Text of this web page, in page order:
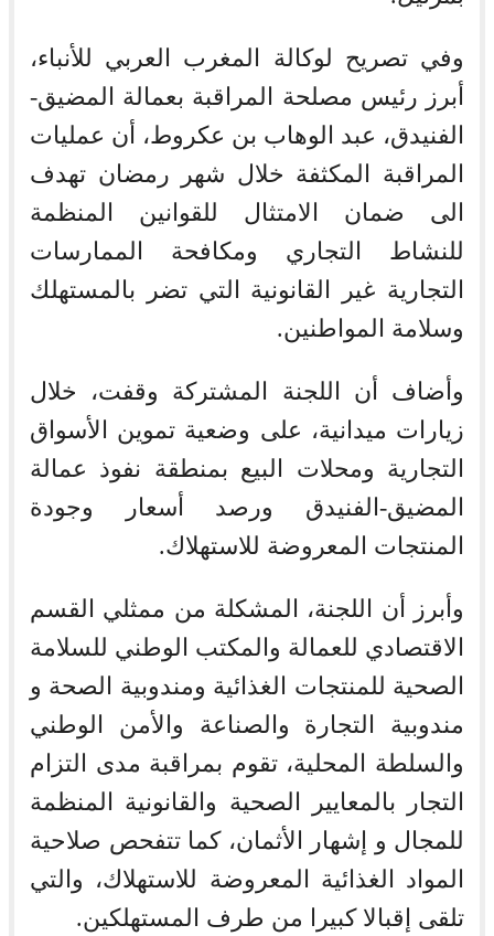
وفي تصريح لوكالة المغرب العربي للأنباء،
أبرز رئيس مصلحة المراقبة بعمالة المضيق-
الفنيدق، عبد الوهاب بن عكروط، أن عمليات
المراقبة المكثفة خلال شهر رمضان تهدف
الى ضمان الامتثال للقوانين المنظمة
للنشاط التجاري ومكافحة الممارسات
التجارية غير القانونية التي تضر بالمستهلك
وسلامة المواطنين.
وأضاف أن اللجنة المشتركة وقفت، خلال
زيارات ميدانية، على وضعية تموين الأسواق
التجارية ومحلات البيع بمنطقة نفوذ عمالة
المضيق-الفنيدق ورصد أسعار وجودة
المنتجات المعروضة للاستهلاك.
وأبرز أن اللجنة، المشكلة من ممثلي القسم
الاقتصادي للعمالة والمكتب الوطني للسلامة
الصحية للمنتجات الغذائية ومندوبية الصحة و
مندوبية التجارة والصناعة والأمن الوطني
والسلطة المحلية، تقوم بمراقبة مدى التزام
التجار بالمعايير الصحية والقانونية المنظمة
للمجال و إشهار الأثمان، كما تتفحص صلاحية
المواد الغذائية المعروضة للاستهلاك، والتي
تلقى إقبالا كبيرا من طرف المستهلكين.